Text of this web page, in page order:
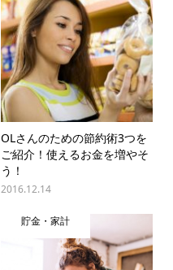
OLさんのための節約術3つを
ご紹介！使えるお金を増やそ
う！
2016.12.14
貯金・家計